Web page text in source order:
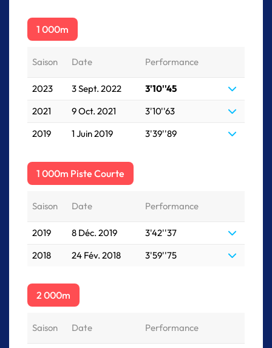
1 000m
Saison Date Performance
2023 3 Sept. 2022
3'10''45
2021
9 Oct. 2021
3'10''63
2019
1 Juin 2019 3'39''89
1 000m Piste Courte
Saison Date Performance
2019 8 Déc. 2019
3'42''37
2018
24 Fév. 2018 3'59''75
2 000m
Saison Date Performance